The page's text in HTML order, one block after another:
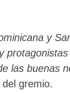
y
las buenas
gremio.